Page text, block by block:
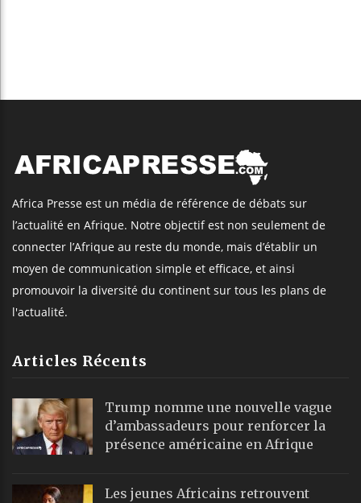
Africa Presse est un média de référence de débats sur
l’actualité en Afrique. Notre objectif est non seulement de
connecter l’Afrique au reste du monde, mais d’établir un
moyen de communication simple et efficace, et ainsi
promouvoir la diversité du continent sur tous les plans de
l'actualité.
Articles Récents
Trump nomme une nouvelle vague
d’ambassadeurs pour renforcer la
présence américaine en Afrique
Les jeunes Africains retrouvent